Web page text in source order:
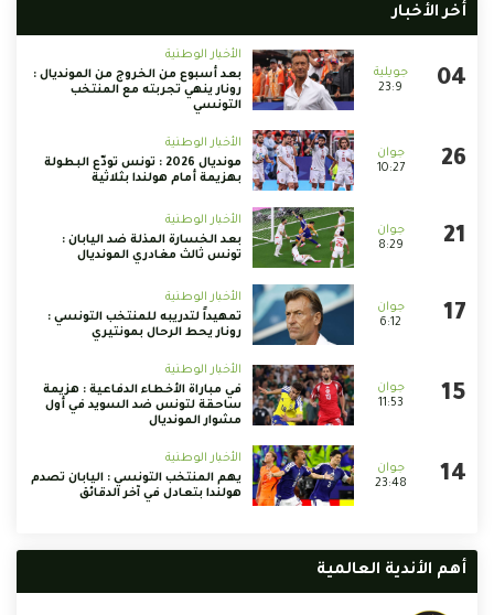
أخر الأخبار
23:9
الأخبار الوطنية
بعد أسبوع من الخروج من المونديال :
رونار ينهي تجربته مع المنتخب
التونسي
10:27
الأخبار الوطنية
مونديال 2026 : تونس تودّع البطولة
بهزيمة أمام هولندا بثلاثية
8:29
الأخبار الوطنية
بعد الخسارة المذلة ضد اليابان :
تونس ثالث مغادري المونديال
6:12
الأخبار الوطنية
تمهيداً لتدريبه للمنتخب التونسي :
رونار يحط الرحال بمونتيري
11:53
الأخبار الوطنية
في مباراة الأخطاء الدفاعية : هزيمة
ساحقة لتونس ضد السويد في أول
مشوار المونديال
23:48
الأخبار الوطنية
يهم المنتخب التونسي : اليابان تصدم
هولندا بتعادل في آخر الدقائق
أهم الأندية العالمية